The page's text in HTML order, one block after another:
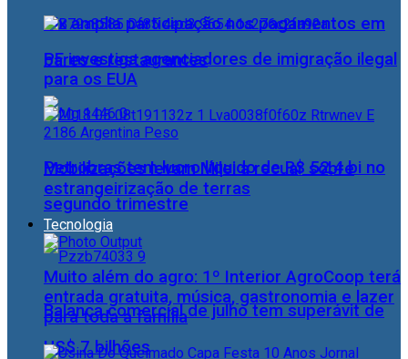
Pix amplia participação nos pagamentos em
bares e restaurantes
Petrobras tem lucro líquido de R$ 52,4 bi no
segundo trimestre
Balança comercial de julho tem superávit de
US$ 7 bilhões
PF investiga agenciadores de imigração ilegal
para os EUA
Mobilizações levam Milei a recuar sobre
estrangeirização de terras
Tecnologia
Muito além do agro: 1º Interior AgroCoop terá
entrada gratuita, música, gastronomia e lazer
para toda a família